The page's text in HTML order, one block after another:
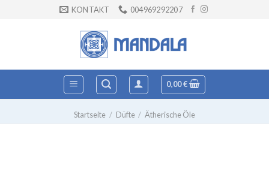
KONTAKT 004969292207
0,00€
Startseite / Düfte / Ätherische Öle